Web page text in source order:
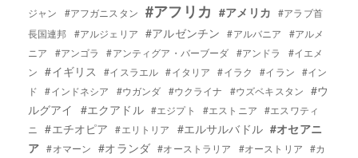
ジャン
#アフガニスタン #アフリカ #アメリカ #アラブ首
長国連邦 #アルジェリア #アルゼンチン #アルバニア
#アルメ
ニア
#アンゴラ #アンティグア・バーブーダ #アンドラ
#イエメ
ン
#イギリス #イスラエル #イタリア #イラク #イラン #イン
ド
#インドネシア #ウガンダ #ウクライナ #ウズベキスタン
#ウ
ルグアイ #エクアドル #エジプト #エストニア #エスワティ
ニ
#エチオピア #エリトリア #エルサルバドル #オセアニ
ア #オマーン #オランダ #オーストラリア #オーストリア #カ